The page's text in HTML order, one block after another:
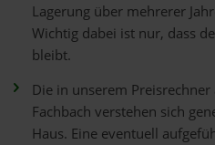
Lagerung über mehrerer
Wichtig dabei ist nur, dass
bleibt.
Die in unserem
Fachbach verstehen sich
Haus. Eine eventuell